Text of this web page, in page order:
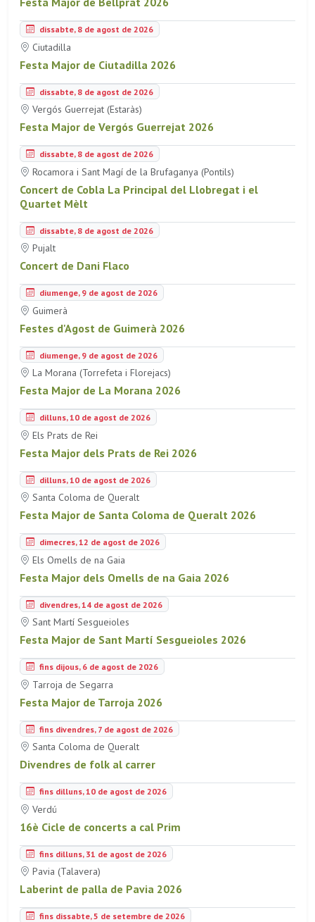
dissabte, 8 de agost de 2026
Ciutadilla
Festa Major de Ciutadilla 2026
dissabte, 8 de agost de 2026
Vergós Guerrejat (Estaràs)
Festa Major de Vergós Guerrejat 2026
dissabte, 8 de agost de 2026
Rocamora i Sant Magí de la Brufaganya (Pontils)
Concert de Cobla La Principal del Llobregat i el
Quartet Mèlt
dissabte, 8 de agost de 2026
Pujalt
Concert de Dani Flaco
diumenge, 9 de agost de 2026
Guimerà
Festes d'Agost de Guimerà 2026
diumenge, 9 de agost de 2026
La Morana (Torrefeta i Florejacs)
Festa Major de La Morana 2026
dilluns, 10 de agost de 2026
Els Prats de Rei
Festa Major dels Prats de Rei 2026
dilluns, 10 de agost de 2026
Santa Coloma de Queralt
Festa Major de Santa Coloma de Queralt 2026
dimecres, 12 de agost de 2026
Els Omells de na Gaia
Festa Major dels Omells de na Gaia 2026
divendres, 14 de agost de 2026
Sant Martí Sesgueioles
Festa Major de Sant Martí Sesgueioles 2026
fins dijous, 6 de agost de 2026
Tarroja de Segarra
Festa Major de Tarroja 2026
fins divendres, 7 de agost de 2026
Santa Coloma de Queralt
Divendres de folk al carrer
fins dilluns, 10 de agost de 2026
Verdú
16è Cicle de concerts a cal Prim
fins dilluns, 31 de agost de 2026
Pavia (Talavera)
Laberint de palla de Pavia 2026
fins dissabte, 5 de setembre de 2026